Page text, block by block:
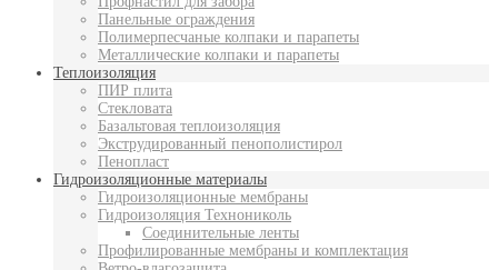
Панельные ограждения
Полимерпесчаные колпаки и парапеты
Металлические колпаки и парапеты
Теплоизоляция
ПИР плита
Стекловата
Базальтовая теплоизоляция
Экструдированный пенополистирол
Пенопласт
Гидроизоляционные материалы
Гидроизоляционные мембраны
Гидроизоляция Технониколь
Соединительные ленты
Профилированные мембраны и комплектация